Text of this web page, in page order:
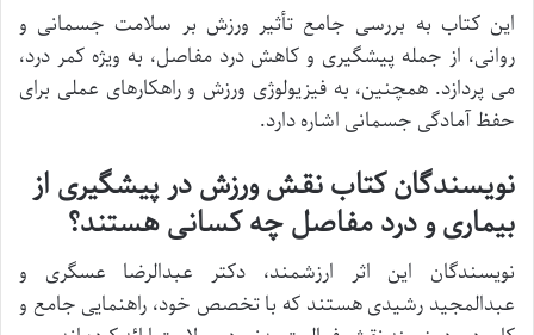
این کتاب به بررسی جامع تأثیر ورزش بر سلامت جسمانی و
روانی، از جمله پیشگیری و کاهش درد مفاصل، به ویژه کمر درد،
می پردازد. همچنین، به فیزیولوژی ورزش و راهکارهای عملی برای
حفظ آمادگی جسمانی اشاره دارد.
نویسندگان کتاب نقش ورزش در پیشگیری از
بیماری و درد مفاصل چه کسانی هستند؟
نویسندگان این اثر ارزشمند، دکتر عبدالرضا عسگری و
عبدالمجید رشیدی هستند که با تخصص خود، راهنمایی جامع و